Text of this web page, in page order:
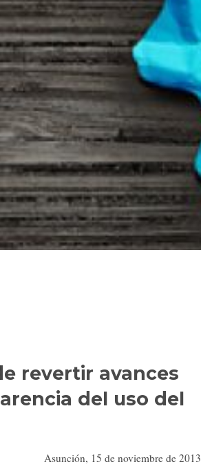
revertir avances
del uso del
Asunción, 15 de noviembre de 2013